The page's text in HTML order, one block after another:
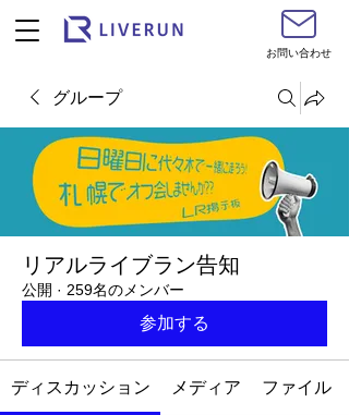
お問い合わせ
グループ
リアルライブラン告知
公開 · 259名のメンバー
参加する
ディスカッション メディア ファイル